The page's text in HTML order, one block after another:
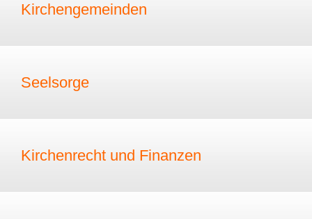
Kirchengemeinden
Seelsorge
Kirchenrecht und Finanzen